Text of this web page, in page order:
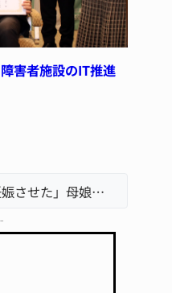
害者施設のIT推進
「息子が妊娠させた」母娘だまされ400万円詐欺被害 名張